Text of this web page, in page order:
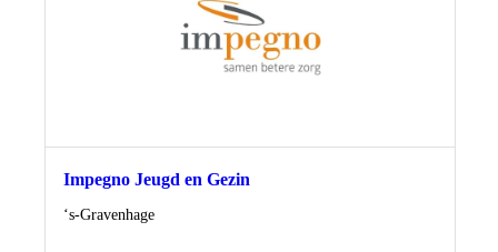
Impegno Jeugd en Gezin
Locatie
‘s-Gravenhage